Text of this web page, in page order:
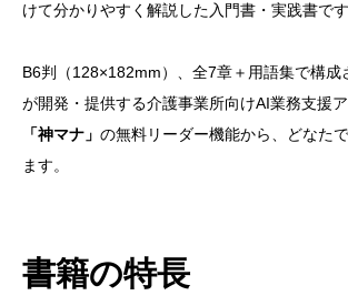
けて分かりやすく解説した入門書・実践書です
B6判（128×182mm）、全7章＋用語集で構成
が開発・提供する介護事業所向けAI業務支援
「神マナ」 の無料リーダー機能から、どなた
ます。
書籍の特長